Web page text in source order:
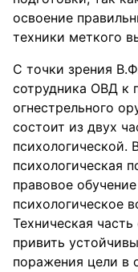
освоение
техники меткого
С точки зрения
сотрудника ОВД к
огнестрельного
состоит из двух
психологической.
психологическая
правовое
психологическое
Техническая
привить
поражения цели в